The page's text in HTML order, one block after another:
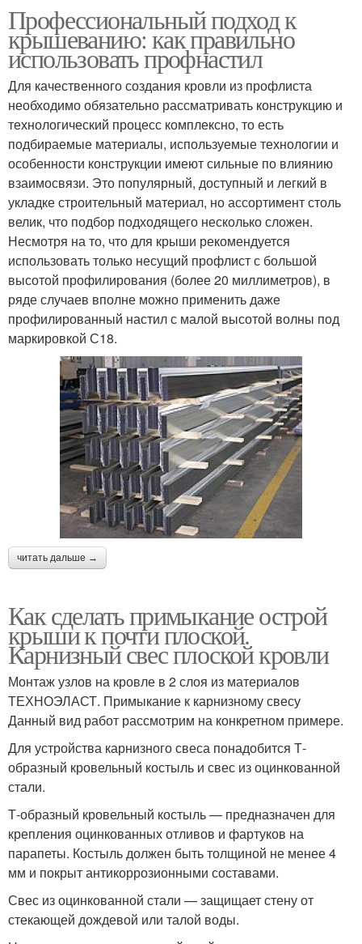
Профессиональный подход к
крышеванию: как правильно
использовать профнастил
Для качественного создания кровли из профлиста
необходимо обязательно рассматривать конструкцию и
технологический процесс комплексно, то есть
подбираемые материалы, используемые технологии и
особенности конструкции имеют сильные по влиянию
взаимосвязи. Это популярный, доступный и легкий в
укладке строительный материал, но ассортимент столь
велик, что подбор подходящего несколько сложен.
Несмотря на то, что для крыши рекомендуется
использовать только несущий профлист с большой
высотой профилирования (более 20 миллиметров), в
ряде случаев вполне можно применить даже
профилированный настил с малой высотой волны под
маркировкой С18.
читать дальше →
Как сделать примыкание острой
крыши к почти плоской.
Карнизный свес плоской кровли
Монтаж узлов на кровле в 2 слоя из материалов
ТЕХНОЭЛАСТ. Примыкание к карнизному свесу
Данный вид работ рассмотрим на конкретном примере.
Для устройства карнизного свеса понадобится Т-
образный кровельный костыль и свес из оцинкованной
стали.
Т-образный кровельный костыль — предназначен для
крепления оцинкованных отливов и фартуков на
парапеты. Костыль должен быть толщиной не менее 4
мм и покрыт антикоррозионными составами.
Свес из оцинкованной стали — защищает стену от
стекающей дождевой или талой воды.